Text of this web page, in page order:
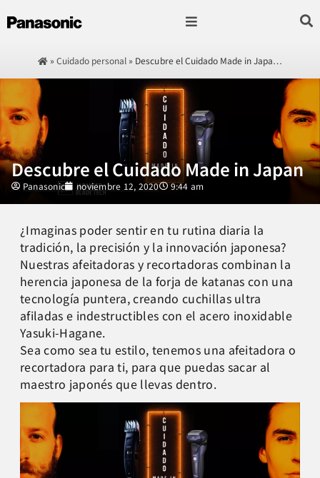
»Cuidado personal » Descubre el Cuidado Made in Japa…
Descubre el Cuidado Made in Japan
Panasonic noviembre 12, 2020 9:44 am
¿Imaginas poder sentir en tu rutina diaria la
tradición, la precisión y la innovación japonesa?
Nuestras afeitadoras y recortadoras combinan la
herencia japonesa de la forja de katanas con una
tecnología puntera, creando cuchillas ultra
afiladas e indestructibles con el acero inoxidable
Yasuki-Hagane.
Sea como sea tu estilo, tenemos una afeitadora o
recortadora para ti, para que puedas sacar al
maestro japonés que llevas dentro.